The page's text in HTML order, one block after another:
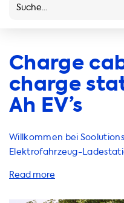
Charge
charge
Ah EV’s
Willkommen bei
Elektrofahrzeug-
das Aufladen Ihres